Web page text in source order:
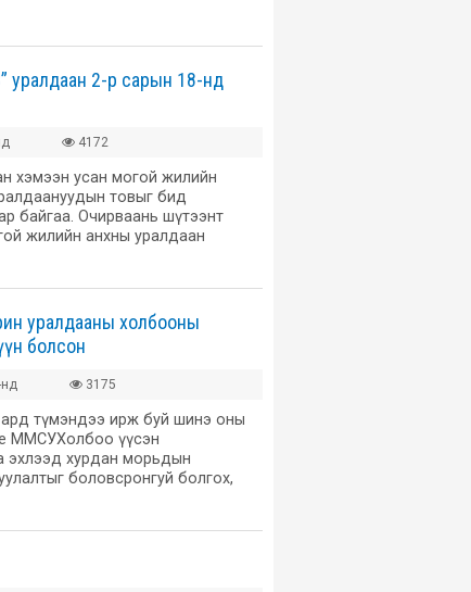
уралдаан 2-р сарын 18-нд
4172
хэмээн усан могой жилийн
товыг бид
байгаа. Очирваань шүтээнт
жилийн анхны уралдаан
уралдааны холбооны
болсон
3175
түмэндээ ирж буй шинэ оны
ММСУХолбоо үүсэн
эхлээд хурдан морьдын
боловсронгуй болгох,